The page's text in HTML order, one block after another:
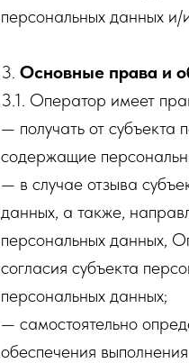
персональных данных и/
3. Основные права и
3.1. Оператор имеет
— получать от
содержащие
— в случае отзыва
данных, а также,
персональных данных,
согласия субъекта
персональных данных;
— самостоятельно
обеспечения